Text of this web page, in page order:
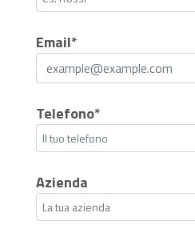
Email*
Telefono*
Azienda